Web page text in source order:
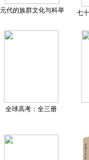
元代的族群文化与科举 七
全球高考：全三册